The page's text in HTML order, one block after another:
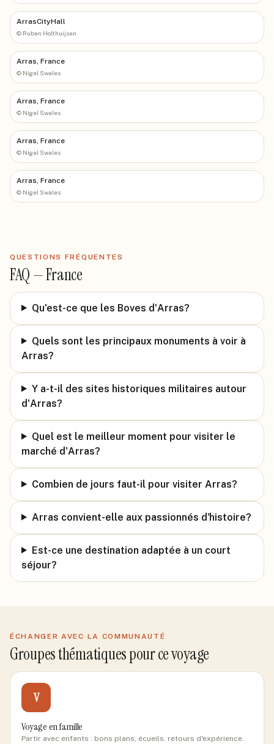
ArrasCityHall
© Ruben Holthuijsen
Arras, France
© Nigel Swales
Arras, France
© Nigel Swales
Arras, France
© Nigel Swales
Arras, France
© Nigel Swales
QUESTIONS FRÉQUENTES
FAQ —France
Qu'est-ce que les Boves d'Arras?
Quels sont les principaux monuments à voir à
Arras?
Y a-t-il des sites historiques militaires autour
d'Arras?
Quel est le meilleur moment pour visiter le
marché d'Arras?
Combien de jours faut-il pour visiter Arras?
Arras convient-elle aux passionnés d'histoire?
Est-ce une destination adaptée à un court
séjour?
ÉCHANGER AVEC LA COMMUNAUTÉ
Groupes thématiques pour ce voyage
V
Voyage en famille
Partir avec enfants : bons plans, écueils, retours d'expérience.